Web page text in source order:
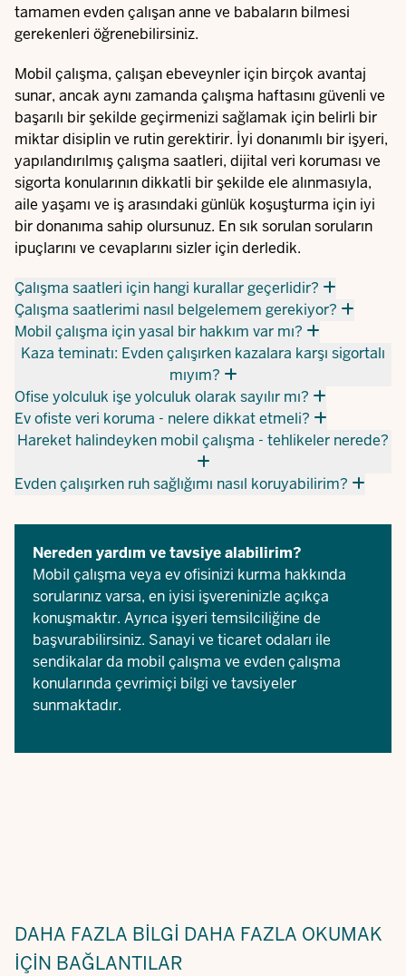
tamamen evden çalışan anne ve babaların bilmesi
gerekenleri öğrenebilirsiniz.
Mobil çalışma, çalışan ebeveynler için birçok avantaj
sunar, ancak aynı zamanda çalışma haftasını güvenli ve
başarılı bir şekilde geçirmenizi sağlamak için belirli bir
miktar disiplin ve rutin gerektirir. İyi donanımlı bir işyeri,
yapılandırılmış çalışma saatleri, dijital veri koruması ve
sigorta konularının dikkatli bir şekilde ele alınmasıyla,
aile yaşamı ve iş arasındaki günlük koşuşturma için iyi
bir donanıma sahip olursunuz. En sık sorulan soruların
ipuçlarını ve cevaplarını sizler için derledik.
Çalışma saatleri için hangi kurallar geçerlidir?
Çalışma saatlerimi nasıl belgelemem gerekiyor?
Mobil çalışma için yasal bir hakkım var mı?
Kaza teminatı: Evden çalışırken kazalara karşı sigortalı
mıyım?
Ofise yolculuk işe yolculuk olarak sayılır mı?
Ev ofiste veri koruma - nelere dikkat etmeli?
Hareket halindeyken mobil çalışma - tehlikeler nerede?
Evden çalışırken ruh sağlığımı nasıl koruyabilirim?
Nereden yardım ve tavsiye alabilirim?
Mobil çalışma veya ev ofisinizi kurma hakkında
sorularınız varsa, en iyisi işvereninizle açıkça
konuşmaktır. Ayrıca işyeri temsilciliğine de
başvurabilirsiniz. Sanayi ve ticaret odaları ile
sendikalar da mobil çalışma ve evden çalışma
konularında çevrimiçi bilgi ve tavsiyeler
sunmaktadır.
DAHA FAZLA BILGI DAHA FAZLA OKUMAK
IÇIN BAĞLANTILAR